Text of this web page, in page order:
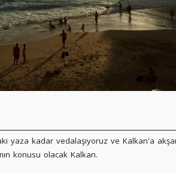
yaza kadar vedalaşıyoruz ve Kalkan'a
konusu olacak Kalkan.